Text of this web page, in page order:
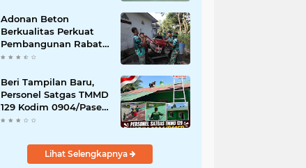
Adonan Beton
Berkualitas Perkuat
Pembangunan Rabat
Jalan TMMD ke-129 di
Beri Tampilan Baru,
Personel Satgas TMMD
129 Kodim 0904/Paser
Cat Atap Rumah
Lihat Selengkapnya